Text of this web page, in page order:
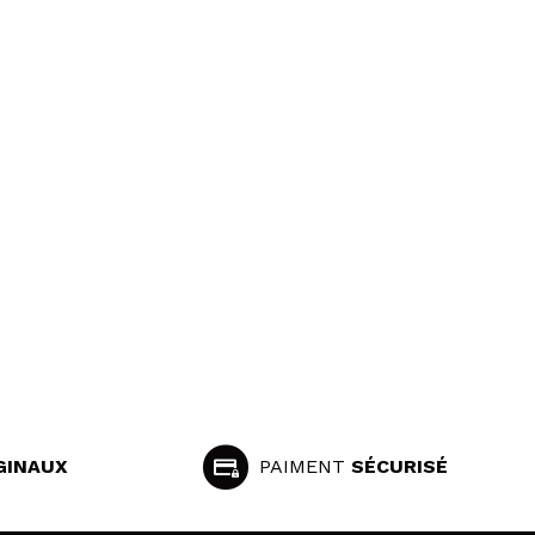
PAIMENT SÉCURISÉ